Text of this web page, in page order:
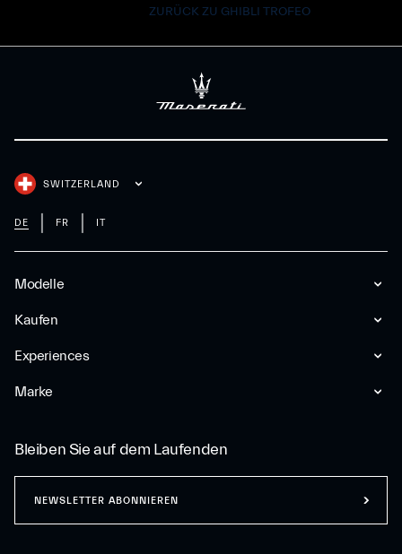
ZURÜCK ZU GHIBLI TROFEO
Modelle
Kaufen
Experiences
Marke
SWITZERLAND
DE FR IT
Bleiben Sie auf dem Laufenden
NEWSLETTER ABONNIEREN